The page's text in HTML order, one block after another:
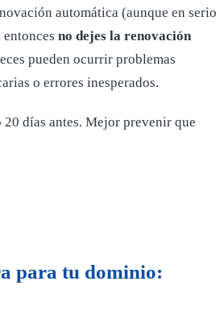
automática (aunque en serio
no dejes la renovación
pueden ocurrir problemas
o errores inesperados.
20 días antes. Mejor prevenir que
para tu dominio: